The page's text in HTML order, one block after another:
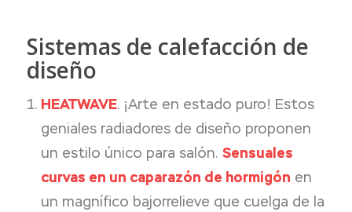
Sistemas de calefacción de
diseño
HEATWAVE. ¡Arte en estado puro! Estos
geniales radiadores de diseño proponen
un estilo único para salón. Sensuales
curvas en un caparazón de hormigón en
un magnífico bajorrelieve que cuelga de la